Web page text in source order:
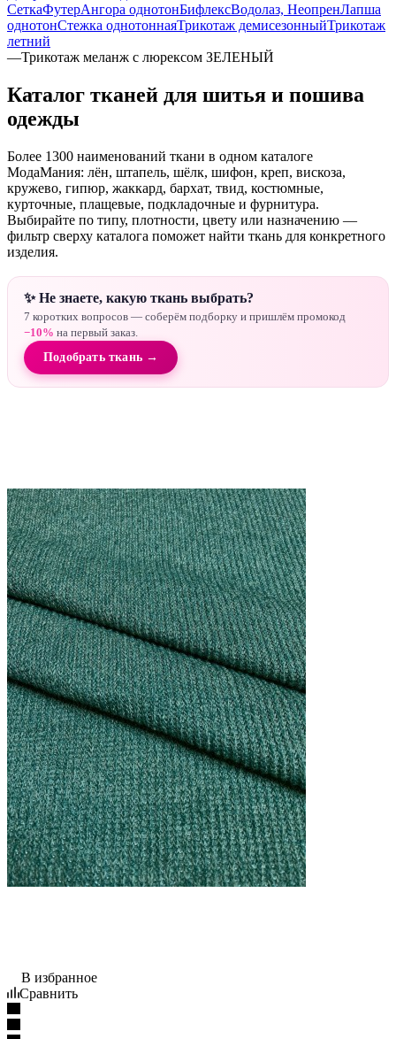
СеткаФутерАнгора однотонБифлексВодолаз, НеопренЛапша
однотонСтежка однотоннаяТрикотаж демисезонныйТрикотаж
летний
—Трикотаж меланж с люрексом ЗЕЛЕНЫЙ
Каталог тканей для шитья и пошива
одежды
Более 1300 наименований ткани в одном каталоге
МодаМания: лён, штапель, шёлк, шифон, креп, вискоза,
кружево, гипюр, жаккард, бархат, твид, костюмные,
курточные, плащевые, подкладочные и фурнитура.
Выбирайте по типу, плотности, цвету или назначению —
фильтр сверху каталога поможет найти ткань для конкретного
изделия.
✨ Не знаете, какую ткань выбрать?
7 коротких вопросов — соберём подборку и пришлём промокод
−10% на первый заказ.
Подобрать ткань →
В избранное
Сравнить